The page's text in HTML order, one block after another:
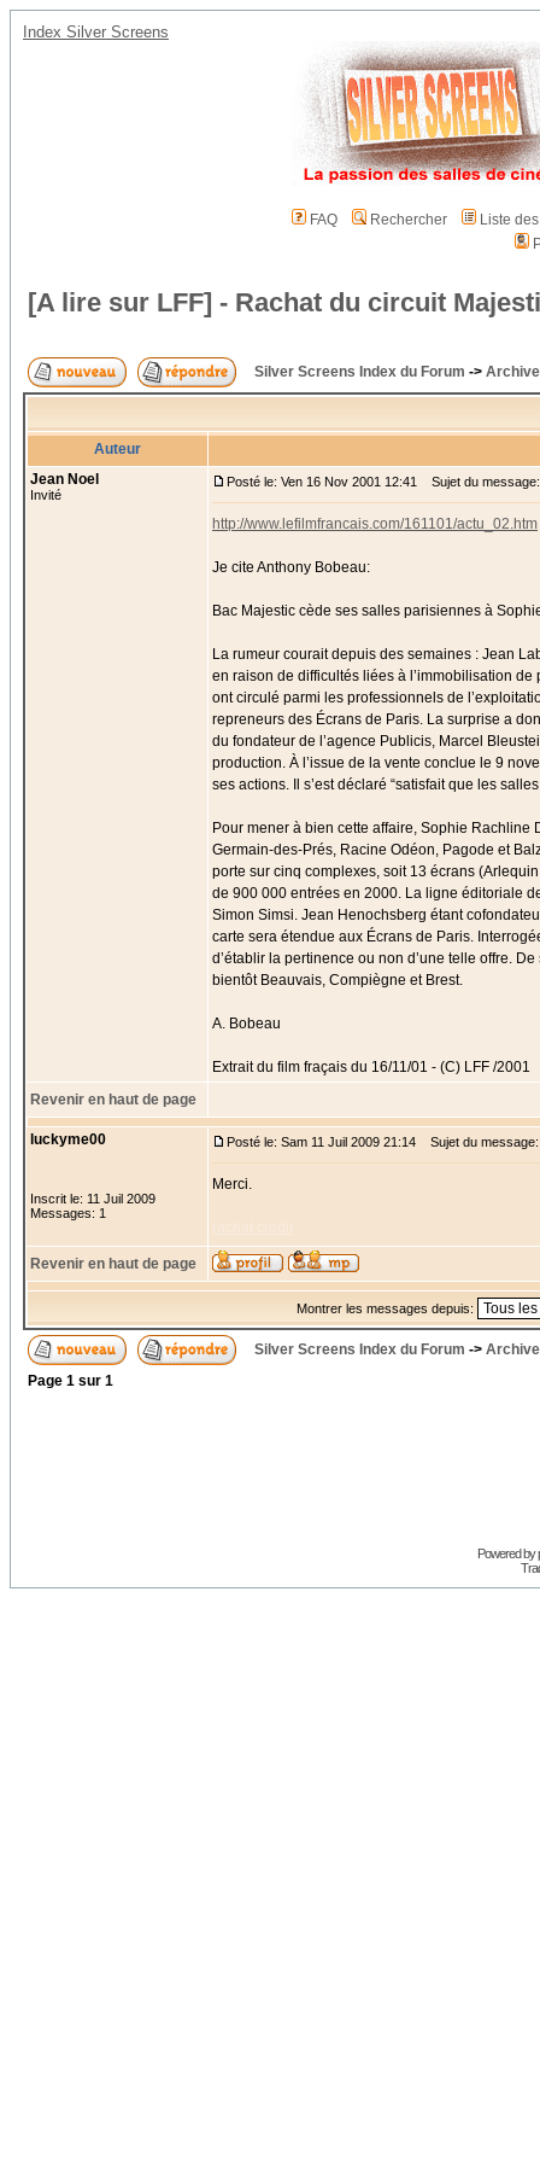
Index Silver Screens
FAQ Rechercher
Liste
[A lire sur LFF] - Rachat du circuit
Silver Screens Index du Forum ->
Auteur
Jean Noel
Invité
Posté le: Ven 16 Nov 2001 12:41 Sujet du
http://www.lefilmfrancais.com/161101/actu_02.htm
Je cite Anthony Bobeau:
Bac Majestic cède ses salles parisiennes à
La rumeur courait depuis des semaines : Jean
en raison de difficultés liées à l’immobilisation
ont circulé parmi les professionnels de
repreneurs des Écrans de Paris. La surprise a
du fondateur de l’agence Publicis, Marcel
production. À l’issue de la vente conclue le 9
ses actions. Il s’est déclaré “satisfait que les
Pour mener à bien cette affaire, Sophie
Germain-des-Prés, Racine Odéon, Pagode et
porte sur cinq complexes, soit 13 écrans
de 900 000 entrées en 2000. La ligne éditoriale
Simon Simsi. Jean Henochsberg étant
carte sera étendue aux Écrans de Paris.
d’établir la pertinence ou non d’une telle offre.
bientôt Beauvais, Compiègne et Brest.
A. Bobeau
Extrait du film fraçais du 16/11/01 - (C) LFF /2001
Revenir en haut de page
luckyme00
Inscrit le: 11 Juil 2009
Messages: 1
Posté le: Sam 11 Juil 2009 21:14 Sujet du message:
Merci.
Revenir en haut de page
Montrer les messages depuis:
Silver Screens Index du Forum ->
Page 1 sur 1
Powered by